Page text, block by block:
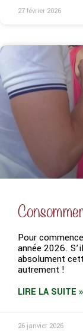
27 février 2026
Pour
année 2026.
absolument
autrement !
LIRE LA SUITE »
26 janvier 2026